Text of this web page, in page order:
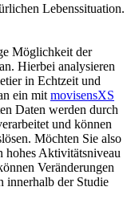
Lebenssituation.
Möglichkeit der
Hierbei analysieren
in Echtzeit und
ein mit movisensXS
Daten werden durch
und können
Möchten Sie also
hohes Aktivitätsniveau
Veränderungen
innerhalb der Studie